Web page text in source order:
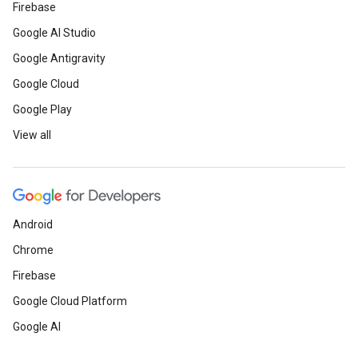
Firebase
Google AI Studio
Google Antigravity
Google Cloud
Google Play
View all
Android
Chrome
Firebase
Google Cloud Platform
Google AI